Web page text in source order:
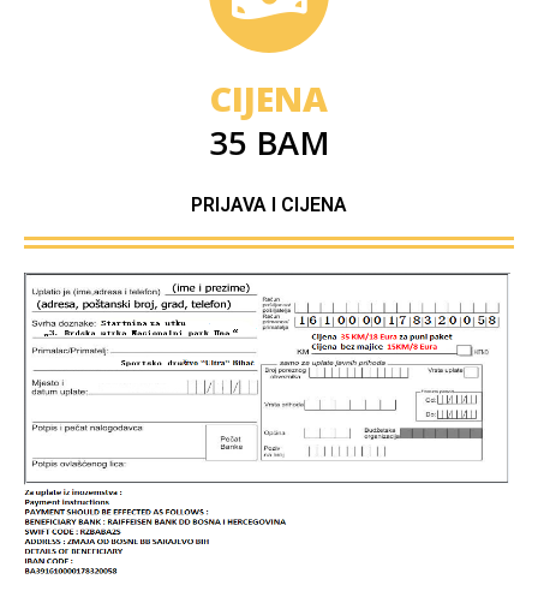
CIJENA
35 BAM
PRIJAVA I CIJENA